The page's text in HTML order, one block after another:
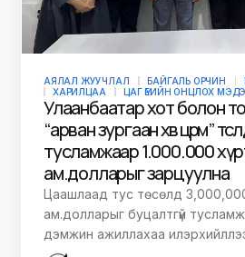
АЯЛАЛ ЖУУЧЛАЛ БАЙГАЛЬ ОРЧИН
ХАРИЛЦАА
ЦАГ ҮЕИЙН ОНЦЛОХ
Улаанбаатар хот болон
“арван зургаан хөв цөөрөм”
тусламжаар 1.000.000
ам.долларыг зарцуулна
Цаашлаад тус төсөлд
ам.долларыг буцалтгүй
дэмжин ажиллахаа